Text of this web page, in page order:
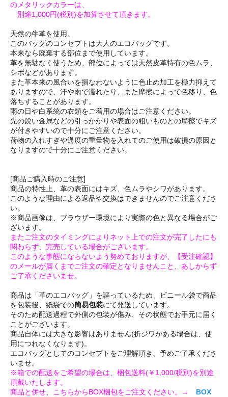
のメタリックカラーは、
別途1,000円(税別)を加算させて頂きます。
天然の牛革を使用。
このバッグのコンセプトは大人のエコバッグです。
本来なら廃棄する部位まで使用しています。
革を無駄なく使うため、部位によっては天然皮革特有の色ムラ、
シボなどがあります。
また革本来の風合いを損なわないように色止め加工を極力抑えて
ありますので、汗や雨で濡れたり、また摩擦によって色移り、色
落ちすることがあります。
雨の日や白系統の衣類をご着用の場合はご注意ください。
先の鋭い金属などの引っかかりや表面の粗いものとの摩擦でキズ
が付きやすいので十分にご注意ください。
荷物の入れすぎや過度の重量物を入れてのご使用は破損の原因と
なりますので十分にご注意ください。
[商品ご購入時のご注意]
商品の特性上、革の表面にはキズ、色ムラやシワがあります。
このような理由による返品や交換はできませんのでご注意くださ
い。
※商品画像は、ブラウザー環境により実際の色と異なる場合がご
ざいます。
またご注文のタイミングによりネット上での注文が完了したにも
関わらず、完売している場合がございます。
このような事態にならないよう努めておりますが、【受注確認】
のメールが届くまでご注文の確定となりませんこと、あしからず
ご了承くださいませ。
商品は「革のエコバッグ」を謳っているため、ビニール袋で商品
を包装後、紙袋での簡易包装にて発送しています。
そのため配送過程で外側の包装が傷み、その状態でお手元に届く
ことがございます。
商品自体には大きな影響はありません(折ジワがある場合は、使
用につれなくなります)。
エコバッグとしてのコンセプトをご理解頂き、予めご了承くださ
いませ。
※箱での配送をご希望の場合は、梱包送料(￥1,000/税別)を別途
頂戴いたします。
商品と併せ、こちらからBOX梱包をご注文ください。→ BOX